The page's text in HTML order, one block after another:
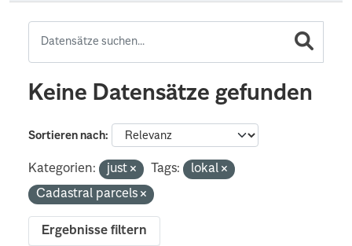
Keine Datensätze gefunden
Sortieren nach
Kategorien: just Tags:
lokal
Cadastral parcels
Ergebnisse filtern